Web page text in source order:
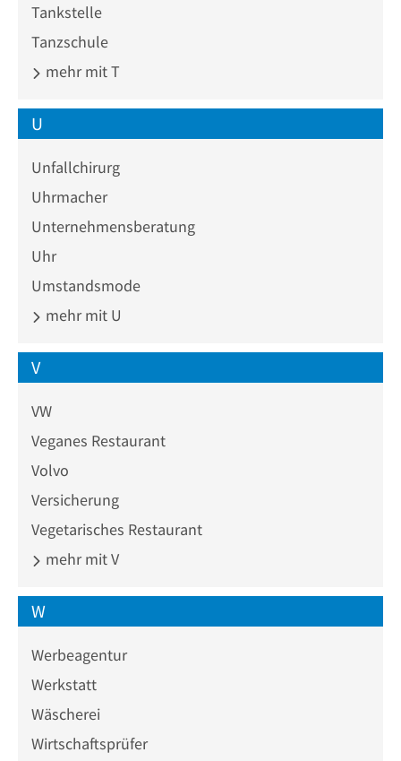
Tankstelle
Tanzschule
mehr mit T
U
Unfallchirurg
Uhrmacher
Unternehmensberatung
Uhr
Umstandsmode
mehr mit U
V
VW
Veganes Restaurant
Volvo
Versicherung
Vegetarisches Restaurant
mehr mit V
W
Werbeagentur
Werkstatt
Wäscherei
Wirtschaftsprüfer